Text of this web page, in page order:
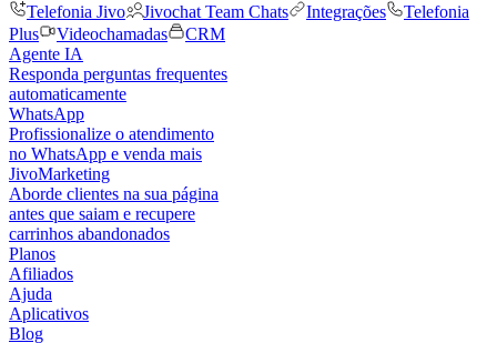
Telefonia Jivo
Jivochat Team Chats Integrações
Telefonia
Plus
Videochamadas
CRM
Agente IA
Responda perguntas frequentes
automaticamente
WhatsApp
Profissionalize o atendimento
no WhatsApp e venda mais
JivoMarketing
Aborde clientes na sua página
antes que saiam e recupere
carrinhos abandonados
Planos
Afiliados
Ajuda
Aplicativos
Blog